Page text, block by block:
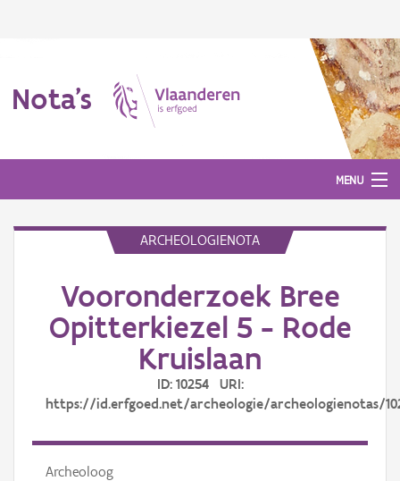
Nota's
MENU
Aanmelden
ARCHEOLOGIENOTA
Vooronderzoek Bree
Opitterkiezel 5 - Rode
Kruislaan
ID: 10254 URI:
https://id.erfgoed.net/archeologie/archeologienotas/
Archeoloog